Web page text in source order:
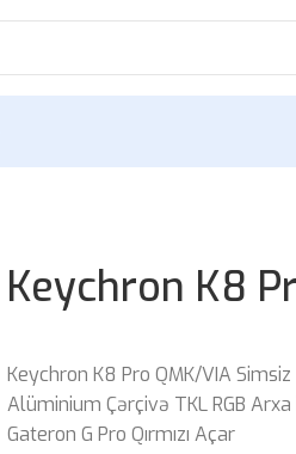
Keychron K8
Keychron K8 Pro QMK/VIA
Alüminium Çərçivə TKL RGB Arxa
Gateron G Pro Qırmızı Açar